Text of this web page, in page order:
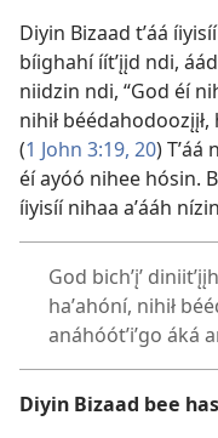
Diyin Bizaad tʼáá
bíighahí íítʼįįd ndi,
niidzin ndi, “God éí
nihił béédahodoozįįł,
(1 John 3:​19, 20)
éí ayóó nihee hósin.
íiyisíí nihaa aʼááh
God bichʼįʼ
haʼahóní, nihił
anáhóótʼiʼgo áká
Diyin Bizaad bee